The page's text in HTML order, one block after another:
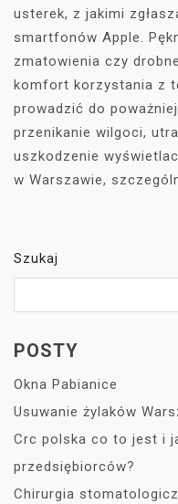
usterek, z jakimi
smartfonów Apple.
zmatowienia czy
komfort korzystania z
prowadzić do
przenikanie wilgoci,
uszkodzenie
w Warszawie,
Szukaj
POSTY
Okna Pabianice
Usuwanie żylaków
Crc polska co to jest i
przedsiębiorców?
Chirurgia